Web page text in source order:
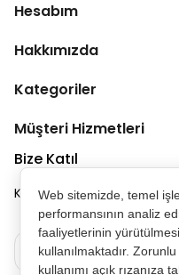
Web sitemizde, temel
performansının analiz
faaliyetlerinin
kullanılmaktadır.
kullanımı açık rızanıza
Hesabım
Hakkımızda
Kategoriler
Müşteri Hizmetleri
Bize Katıl
Kampanya ve